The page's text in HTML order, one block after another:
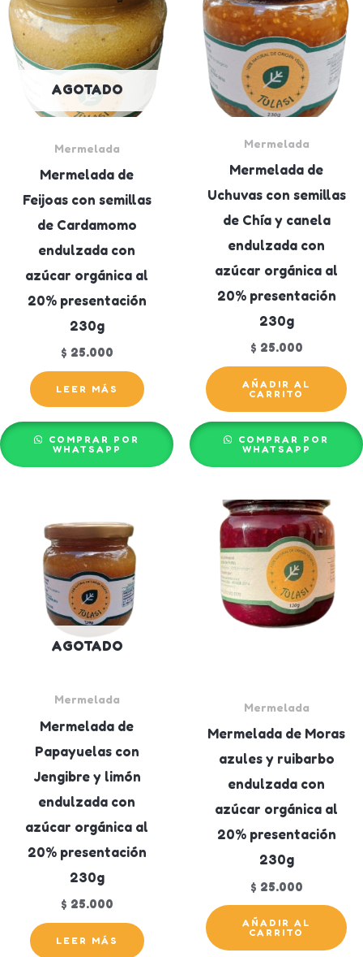
AGOTADO
Mermelada
Mermelada de
Feijoas con semillas
de Cardamomo
endulzada con
azúcar orgánica al
20% presentación
230g
$ 25.000
LEER MÁS
COMPRAR POR
WHATSAPP
Mermelada
Mermelada de
Uchuvas con semillas
de Chía y canela
endulzada con
azúcar orgánica al
20% presentación
230g
$ 25.000
AÑADIR AL
CARRITO
COMPRAR POR
WHATSAPP
AGOTADO
Mermelada
Mermelada de
Papayuelas con
Jengibre y limón
endulzada con
azúcar orgánica al
20% presentación
230g
$ 25.000
LEER MÁS
Mermelada
Mermelada de Moras
azules y ruibarbo
endulzada con
azúcar orgánica al
20% presentación
230g
$ 25.000
AÑADIR AL
CARRITO